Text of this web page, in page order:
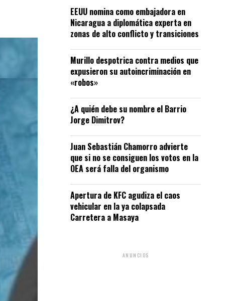
EEUU nomina como embajadora en
Nicaragua a diplomática experta en
zonas de alto conflicto y transiciones
Murillo despotrica contra medios que
expusieron su autoincriminación en
«robos»
¿A quién debe su nombre el Barrio
Jorge Dimitrov?
Juan Sebastián Chamorro advierte
que si no se consiguen los votos en la
OEA será falla del organismo
Apertura de KFC agudiza el caos
vehicular en la ya colapsada
Carretera a Masaya
ANUNCIOS